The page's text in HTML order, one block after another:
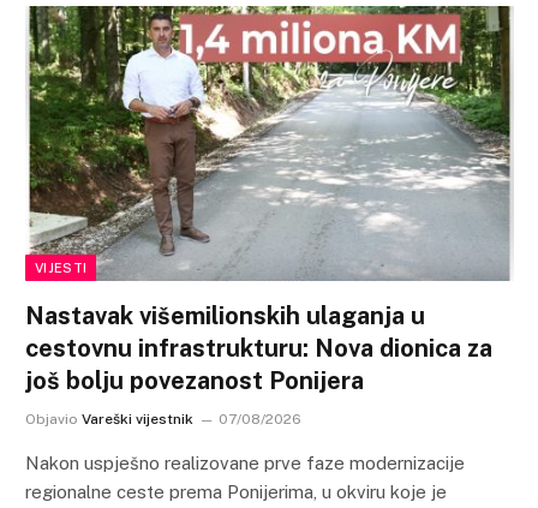
VIJESTI
Nastavak višemilionskih ulaganja u
cestovnu infrastrukturu: Nova dionica za
još bolju povezanost Ponijera
Objavio Vareški vijestnik 07/08/2026
Nakon uspješno realizovane prve faze modernizacije
regionalne ceste prema Ponijerima, u okviru koje je